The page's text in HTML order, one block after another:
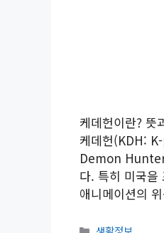
케데헌이란? 뜻
케데헌(KDH:
Demon
다. 특히 미국을
애니메이션의
카